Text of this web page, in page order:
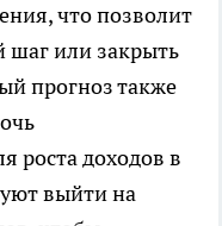
что позволит
шаг или закрыть
прогноз также
роста доходов в
выйти на